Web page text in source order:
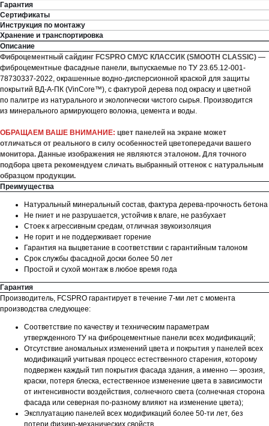
Гарантия
Сертификаты
Инструкция по монтажу
Хранение и транспортировка
Описание
Фиброцементный сайдинг FCSPRO СМУС КЛАССИК (SMOOTH CLASSIC) —
фиброцементные фасадные панели, выпускаемые по ТУ 23.65.12-001-
78730337-2022, окрашенные водно-дисперсионной краской для защиты
покрытий ВД-А-ПК (VinCore™), с фактурой дерева под окраску и цветной
по палитре из натурального и экологически чистого сырья. Производится
из минерального армирующего волокна, цемента и воды.
ОБРАЩАЕМ ВАШЕ ВНИМАНИЕ: цвет панелей на экране может
отличаться от реального в силу особенностей цветопередачи вашего
монитора. Данные изображения не являются эталоном. Для точного
подбора цвета рекомендуем сличать выбранный оттенок с натуральным
образцом продукции.
Преимущества
Натуральный минеральный состав, фактура дерева-прочность бетона
Не гниет и не разрушается, устойчив к влаге, не разбухает
Стоек к агрессивным средам, отличная звукоизоляция
Не горит и не поддерживает горение
Гарантия на выцветание в соответствии с гарантийным талоном
Срок службы фасадной доски более 50 лет
Простой и сухой монтаж в любое время года
Гарантия
Производитель, FCSPRO гарантирует в течение 7-ми лет с момента
производства следующее:
Соответствие по качеству и техническим параметрам
утвержденного ТУ на фиброцементные панели всех модификаций;
Отсутствие аномальных изменений цвета и покрытия у панелей всех
модификаций учитывая процесс естественного старения, которому
подвержен каждый тип покрытия фасада здания, а именно — эрозия,
краски, потеря блеска, естественное изменение цвета в зависимости
от интенсивности воздействия, солнечного света (солнечная сторона
фасада или северная по-разному влияют на изменение цвета);
Эксплуатацию панелей всех модификаций более 50-ти лет, без
потери физико-механических свойств.